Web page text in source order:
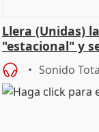
Llera (Unidas)
"estacional" y
Sonido